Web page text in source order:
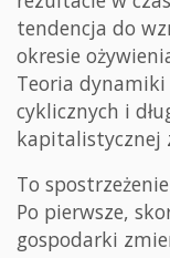
tendencja do
okresie
Teoria dynamiki
cyklicznych i
kapitalistycznej
To
Po pierwsze,
gospodarki